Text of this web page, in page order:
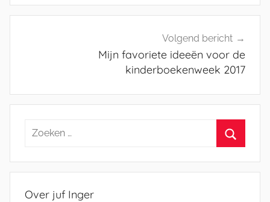
Volgend bericht
Mijn favoriete ideeën voor de
kinderboekenweek 2017
Zoeken
Over juf Inger